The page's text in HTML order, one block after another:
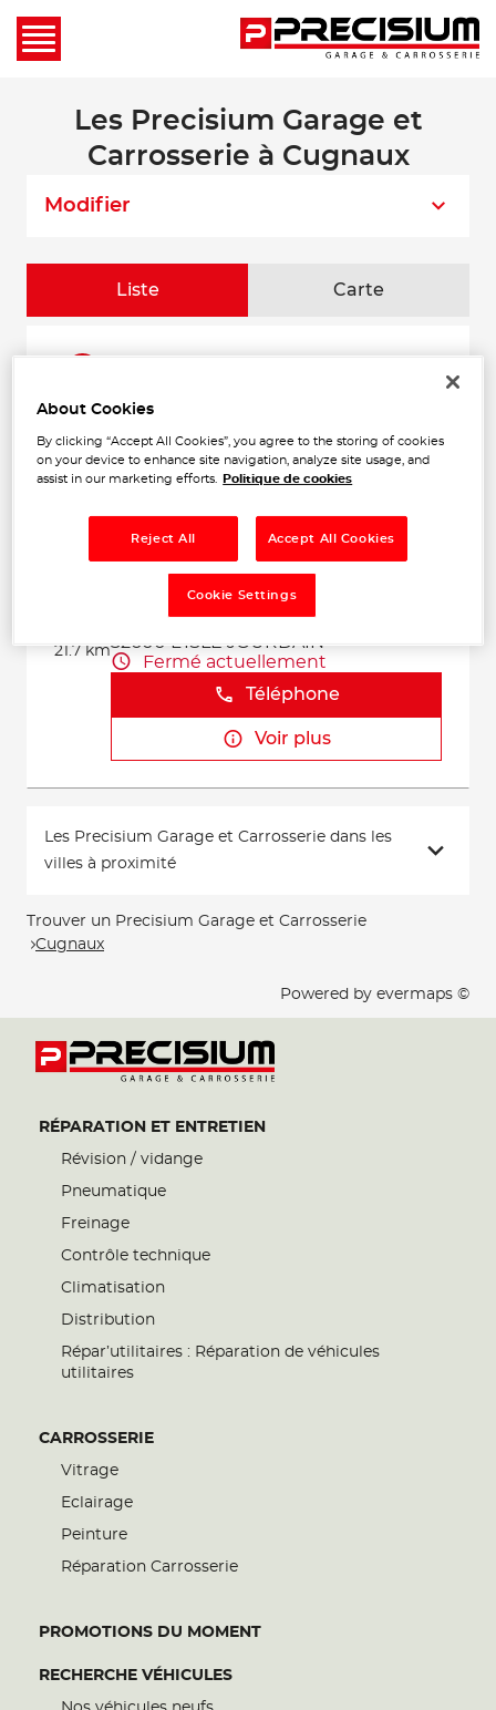
Les Precisium Garage et
Carrosserie à Cugnaux
Modifier
Liste Carte
km
31120 PORTET SUR GARONNE
Téléphone
21.7 km
GARAGE JMT RACING
32600 L'ISLE JOURDAIN
Fermé actuellement
Téléphone
Voir plus
Les Precisium Garage et Carrosserie dans les
villes à proximité
Trouver un Precisium Garage et Carrosserie
Cugnaux
Powered by evermaps ©
RÉPARATION ET ENTRETIEN
Révision / vidange
Pneumatique
Freinage
Contrôle technique
Climatisation
Distribution
Répar’utilitaires : Réparation de véhicules
utilitaires
CARROSSERIE
Vitrage
Eclairage
Peinture
Réparation Carrosserie
PROMOTIONS DU MOMENT
RECHERCHE VÉHICULES
About Cookies
By clicking “Accept All Cookies”, you agree to the storing of cookies
on your device to enhance site navigation, analyze site usage, and
assist in our marketing efforts.
Politique de cookies
Reject All Accept All Cookies
Cookie Settings